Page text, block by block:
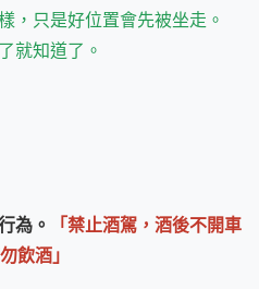
，只是好位置會先被坐走。
就知道了。
為。
「禁止酒駕，酒後不開車
飲酒」